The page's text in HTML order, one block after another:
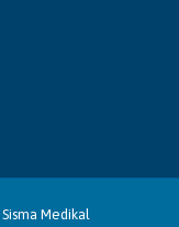
Sisma Medikal